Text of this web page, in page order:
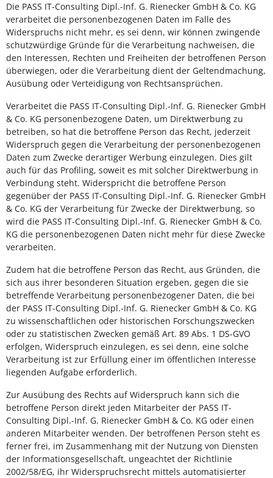
Die PASS IT-Consulting Dipl.-Inf. G. Rienecker GmbH & Co. KG
verarbeitet die personenbezogenen Daten im Falle des
Widerspruchs nicht mehr, es sei denn, wir können zwingende
schutzwürdige Gründe für die Verarbeitung nachweisen, die
den Interessen, Rechten und Freiheiten der betroffenen Person
überwiegen, oder die Verarbeitung dient der Geltendmachung,
Ausübung oder Verteidigung von Rechtsansprüchen.
Verarbeitet die PASS IT-Consulting Dipl.-Inf. G. Rienecker GmbH
& Co. KG personenbezogene Daten, um Direktwerbung zu
betreiben, so hat die betroffene Person das Recht, jederzeit
Widerspruch gegen die Verarbeitung der personenbezogenen
Daten zum Zwecke derartiger Werbung einzulegen. Dies gilt
auch für das Profiling, soweit es mit solcher Direktwerbung in
Verbindung steht. Widerspricht die betroffene Person
gegenüber der PASS IT-Consulting Dipl.-Inf. G. Rienecker GmbH
& Co. KG der Verarbeitung für Zwecke der Direktwerbung, so
wird die PASS IT-Consulting Dipl.-Inf. G. Rienecker GmbH & Co.
KG die personenbezogenen Daten nicht mehr für diese Zwecke
verarbeiten.
Zudem hat die betroffene Person das Recht, aus Gründen, die
sich aus ihrer besonderen Situation ergeben, gegen die sie
betreffende Verarbeitung personenbezogener Daten, die bei
der PASS IT-Consulting Dipl.-Inf. G. Rienecker GmbH & Co. KG
zu wissenschaftlichen oder historischen Forschungszwecken
oder zu statistischen Zwecken gemäß Art. 89 Abs. 1 DS-GVO
erfolgen, Widerspruch einzulegen, es sei denn, eine solche
Verarbeitung ist zur Erfüllung einer im öffentlichen Interesse
liegenden Aufgabe erforderlich.
Zur Ausübung des Rechts auf Widerspruch kann sich die
betroffene Person direkt jeden Mitarbeiter der PASS IT-
Consulting Dipl.-Inf. G. Rienecker GmbH & Co. KG oder einen
anderen Mitarbeiter wenden. Der betroffenen Person steht es
ferner frei, im Zusammenhang mit der Nutzung von Diensten
der Informationsgesellschaft, ungeachtet der Richtlinie
2002/58/EG, ihr Widerspruchsrecht mittels automatisierter